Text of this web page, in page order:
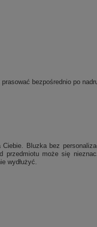
bezpośrednio po
Bluzka bez
przedmiotu może się
wydłużyć.